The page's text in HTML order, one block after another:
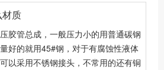
质
胶管总成，一般压力小的用普通碳钢
好的就用45#钢，对于有腐蚀性液体
以采用不锈钢接头，不常用的还有铜